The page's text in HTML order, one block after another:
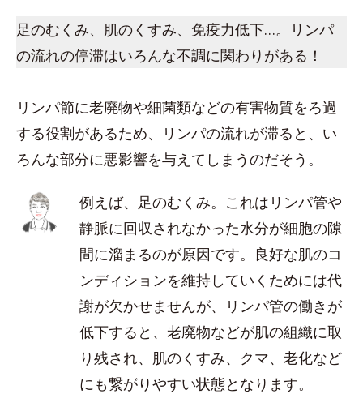
足のむくみ、肌のくすみ、免疫力低下…。リンパ
の流れの停滞はいろんな不調に関わりがある！
リンパ節に老廃物や細菌類などの有害物質をろ過
する役割があるため、リンパの流れが滞ると、い
ろんな部分に悪影響を与えてしまうのだそう。
例えば、足のむくみ。これはリンパ管や
静脈に回収されなかった水分が細胞の隙
間に溜まるのが原因です。良好な肌のコ
ンディションを維持していくためには代
謝が欠かせませんが、リンパ管の働きが
低下すると、老廃物などが肌の組織に取
り残され、肌のくすみ、クマ、老化など
にも繋がりやすい状態となります。